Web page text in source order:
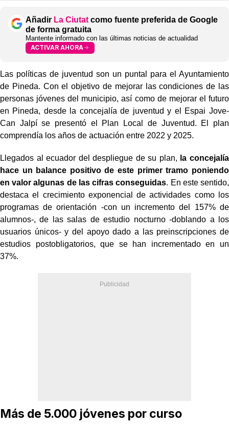
Añadir La Ciutat como fuente preferida de Google
de forma gratuita
Mantente informado con las últimas noticias de actualidad
ACTIVAR AHORA
Las políticas de juventud son un puntal para el Ayuntamiento
de Pineda. Con el objetivo de mejorar las condiciones de las
personas jóvenes del municipio, así como de mejorar el futuro
en Pineda, desde la concejalía de juventud y el Espai Jove-
Can Jalpí se presentó el Plan Local de Juventud. El plan
comprendía los años de actuación entre 2022 y 2025.
Llegados al ecuador del despliegue de su plan, la concejalía
hace un balance positivo de este primer tramo poniendo
en valor algunas de las cifras conseguidas. En este sentido,
destaca el crecimiento exponencial de actividades como los
programas de orientación -con un incremento del 157% de
alumnos-, de las salas de estudio nocturno -doblando a los
usuarios únicos- y del apoyo dado a las preinscripciones de
estudios postobligatorios, que se han incrementado en un
37%.
Más de 5.000 jóvenes por curso